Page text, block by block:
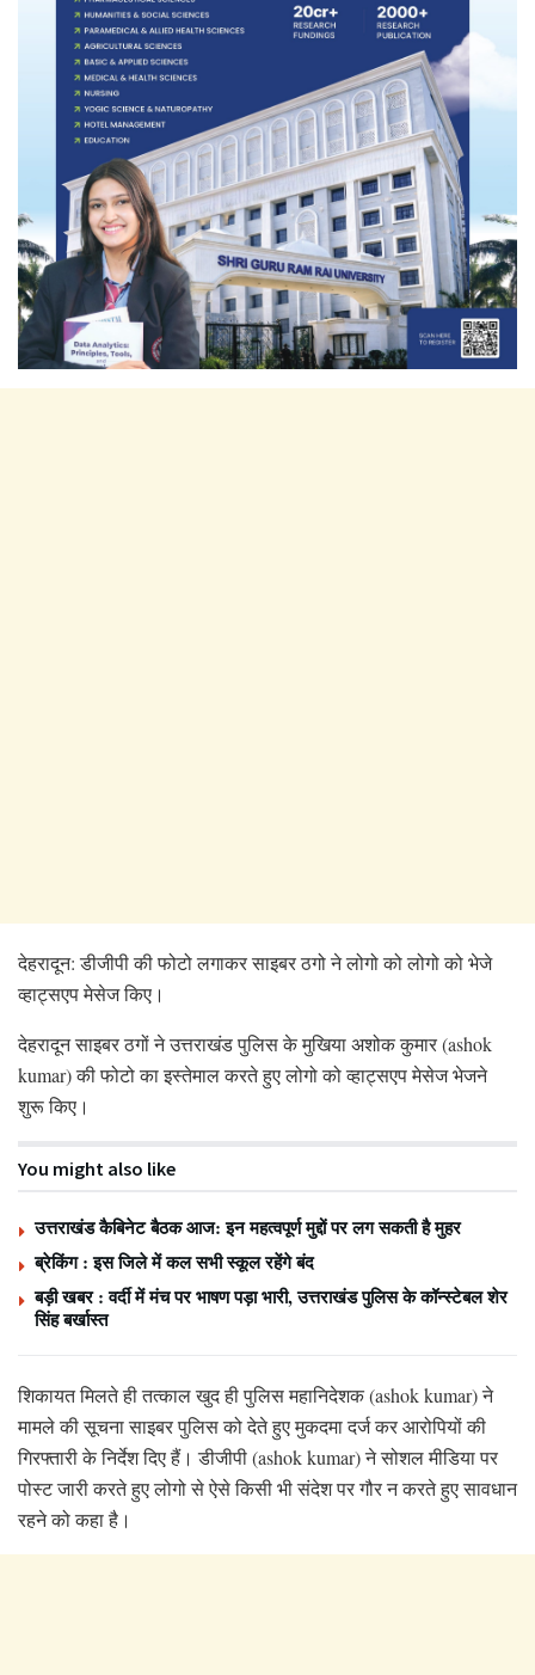
देहरादून: डीजीपी की फोटो लगाकर साइबर ठगो ने लोगो को लोगो को भेजे
व्हाट्सएप मेसेज किए।
देहरादून साइबर ठगों ने उत्तराखंड पुलिस के मुखिया अशोक कुमार (ashok
kumar) की फोटो का इस्तेमाल करते हुए लोगो को व्हाट्सएप मेसेज भेजने
शुरू किए।
You might also like
उत्तराखंड कैबिनेट बैठक आज: इन महत्वपूर्ण मुद्दों पर लग सकती है मुहर
ब्रेकिंग : इस जिले में कल सभी स्कूल रहेंगे बंद
बड़ी खबर : वर्दी में मंच पर भाषण पड़ा भारी, उत्तराखंड पुलिस के कॉन्स्टेबल शेर
सिंह बर्खास्त
शिकायत मिलते ही तत्काल खुद ही पुलिस महानिदेशक (ashok kumar) ने
मामले की सूचना साइबर पुलिस को देते हुए मुकदमा दर्ज कर आरोपियों की
गिरफ्तारी के निर्देश दिए हैं। डीजीपी (ashok kumar) ने सोशल मीडिया पर
पोस्ट जारी करते हुए लोगो से ऐसे किसी भी संदेश पर गौर न करते हुए सावधान
रहने को कहा है।